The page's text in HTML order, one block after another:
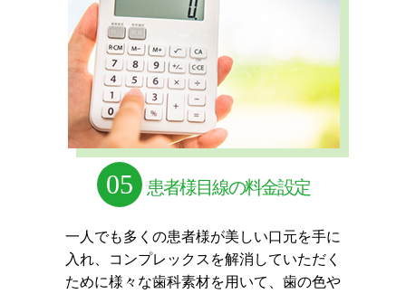
05 患者様目線の料金設定
一人でも多くの患者様が美しい口元を手に
入れ、コンプレックスを解消していただく
ために様々な歯科素材を用いて、歯の色や